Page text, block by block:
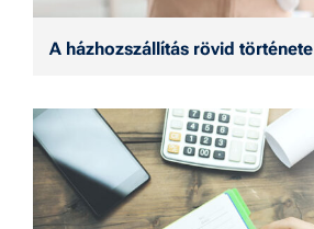
A házhozszállítás rövid története